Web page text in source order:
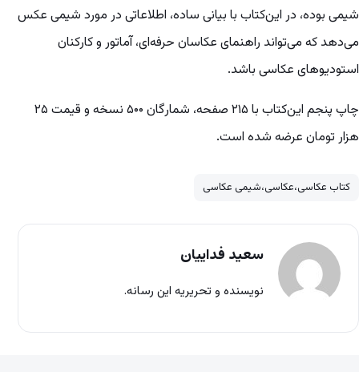
شیمی بوده، در این‌کتاب با بیانی ساده،‌ اطلاعاتی در مورد شیمی عکس
می‌دهد که می‌تواند راهنمای عکاسان حرفه‌ای، آماتور و کارکنان
استودیوهای عکاسی باشد.
چاپ پنجم این‌کتاب با ۲۱۵ صفحه، شمارگان ۵۰۰ نسخه و قیمت ۲۵
هزار تومان عرضه شده است.
کتاب عکاسی،عکاسی،شیمی عکاسی
سعید فداییان
نویسنده و تحریریه این رسانه.